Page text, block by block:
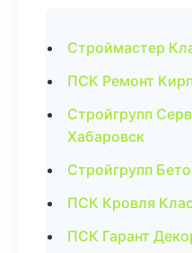
Строймастер
ПСК Ремонт
Стройгрупп
Хабаровск
Стройгрупп
ПСК Кровля
ПСК Гарант